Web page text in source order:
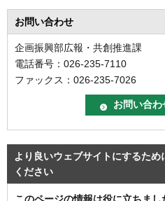
お問い合わせ
企画振興部広報・共創推進課
電話番号：026-235-7110
ファックス：026-235-7026
より良いウェブサイトにするた
ください
このページの情報は役に立ちまし